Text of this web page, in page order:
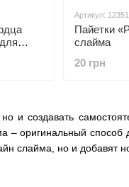
и создавать
оригинальный способ
слайма, но и
Артикул:
Пайетки
слайма
20 грн